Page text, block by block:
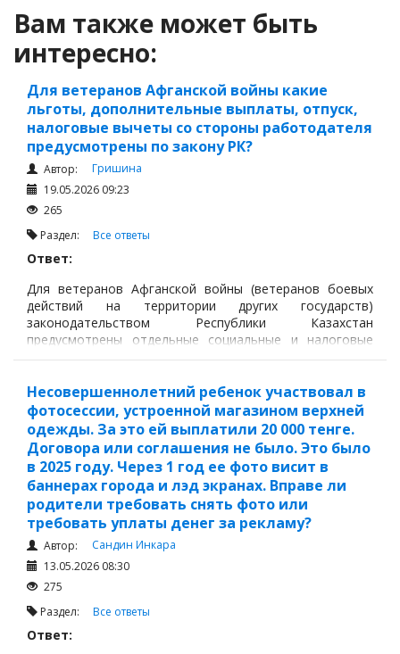
Вам также может быть
интересно:
Для ветеранов Афганской войны какие
льготы, дополнительные выплаты, отпуск,
налоговые вычеты со стороны работодателя
предусмотрены по закону РК?
Автор:
Гришина
19.05.2026 09:23
265
Раздел: Все ответы
Ответ:
Для ветеранов Афганской войны (ветеранов боевых
действий на территории других государств)
законодательством Республики Казахстан
предусмотрены отдельные социальные и налоговые
льготы, однако специальных трудовых гарантий со
Несовершеннолетний ребенок участвовал в
фотосессии, устроенной магазином верхней
одежды. За это ей выплатили 20 000 тенге.
Договора или соглашения не было. Это было
в 2025 году. Через 1 год ее фото висит в
баннерах города и лэд экранах. Вправе ли
родители требовать снять фото или
требовать уплаты денег за рекламу?
Автор:
Сандин Инкара
13.05.2026 08:30
275
Раздел: Все ответы
Ответ: